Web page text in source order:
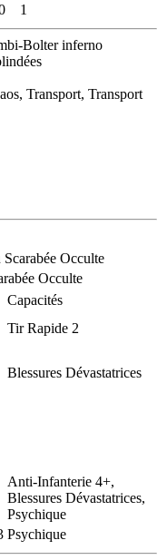
1
Bolter inferno
Transport, Transport
Occulte
Occulte
Capacités
Tir Rapide 2
Blessures Dévastatrices
Anti-Infanterie 4+,
Blessures Dévastatrices,
Psychique
Psychique